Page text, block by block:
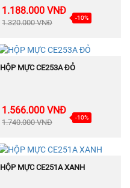
1.188.000 VNĐ
1.320.000 VNĐ
-10%
BÁN
CHẠY
MUA NGAY
HỘP MỰC CE253A ĐỎ
1.566.000 VNĐ
1.740.000 VNĐ
-10%
BÁN
CHẠY
MUA NGAY
HỘP MỰC CE251A XANH